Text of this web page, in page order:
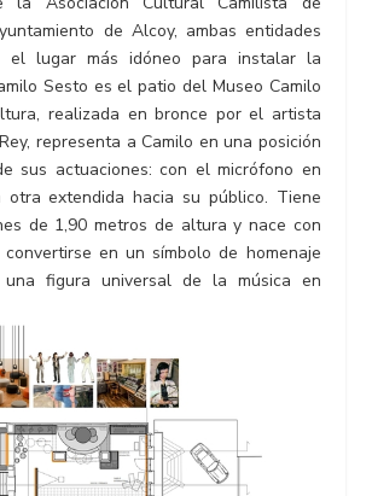
de Alcoy, ambas entidades
el lugar más idóneo para instalar la
Sesto es el patio del Museo Camilo
realizada en bronce por el artista
representa a Camilo en una posición
sus actuaciones: con el micrófono en
extendida hacia su público. Tiene
de 1,90 metros de altura y nace con
en un símbolo de homenaje
una figura universal de la música en